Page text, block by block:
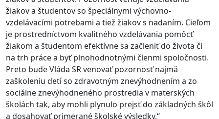
žiakov a študentov so špeciálnymi výchovno-
vzdelávacími potrebami a tiež žiakov s nadaním. Cieľom
je prostredníctvom kvalitného vzdelávania pomôcť
žiakom a študentom efektívne sa začleniť do života či
na trh práce a byť plnohodnotnými členmi spoločnosti.
Preto bude Vláda SR venovať pozornosť najmä
zaškoleniu detí so zdravotným znevýhodnením a zo
sociálne znevýhodneného prostredia v materských
školách tak, aby mohli plynulo prejsť do základných škôl
a dosahovať primerané školské výsledky.“